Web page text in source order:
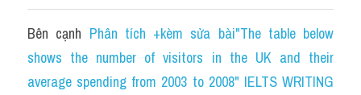
Bar chart
Đề thi thật IELTS GENERAL
Task 2
Bên cạnh Phân tích +kèm sửa bài"The table below
shows the number of visitors in the UK and their
average spending from 2003 to 2008" IELTS WRITING